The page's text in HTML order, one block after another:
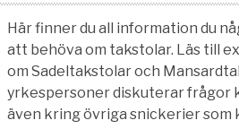
Här finner du all information du
att behöva om takstolar. Läs till
om Sadeltakstolar och
yrkespersoner diskuterar frågor
även kring övriga snickerier som